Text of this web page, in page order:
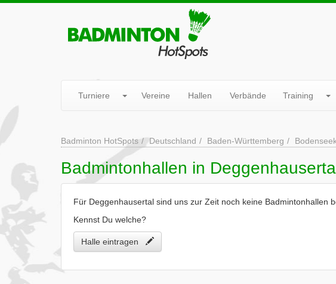
Turniere Vereine Hallen Verbände Training
Badminton HotSpots Deutschland Baden-Württemberg
Badmintonhallen in
Für Deggenhausertal sind uns zur Zeit noch keine Badmintonhallen
Kennst Du welche?
Halle eintragen